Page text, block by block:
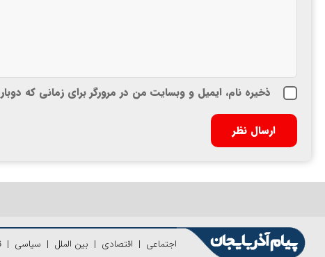
ذخیره نام، ایمیل و وبسایت من در مرورگر برای زمانی که
اجتماعی | اقتصادی | بین الملل | سیاسی |